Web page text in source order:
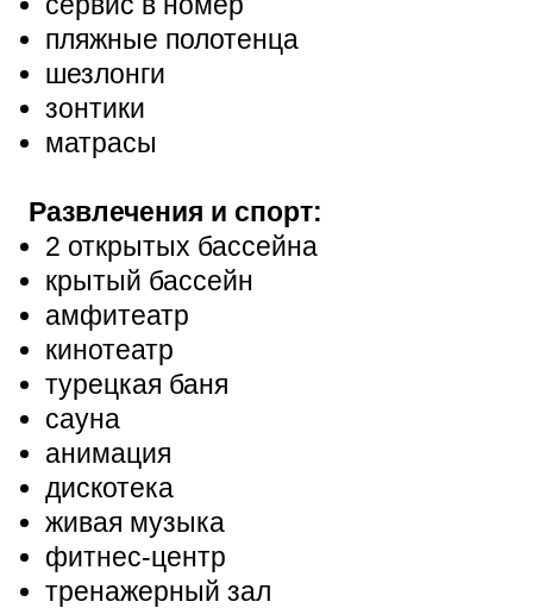
пляжные полотенца
шезлонги
зонтики
матрасы
Развлечения и спорт:
2 открытых бассейна
крытый бассейн
амфитеатр
кинотеатр
турецкая баня
сауна
анимация
дискотека
живая музыка
фитнес-центр
тренажерный зал